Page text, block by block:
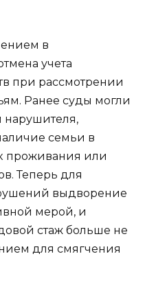
в
учета
при рассмотрении
Ранее суды могли
нарушителя,
семьи в
проживания или
Теперь для
выдворение
мерой, и
стаж больше не
для смягчения